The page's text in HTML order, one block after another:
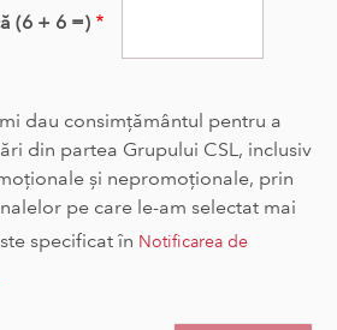
(6 + 6 =)
dau consimțământul pentru a
din partea Grupului CSL, inclusiv
și nepromoționale, prin
pe care le-am selectat mai
specificat în Notificarea de